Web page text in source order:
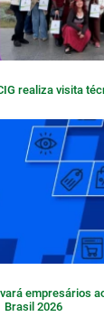
realiza visita
empresários
Brasil 2026